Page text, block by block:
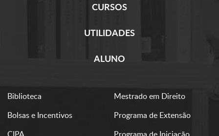
CURSOS
UTILIDADES
ALUNO
Biblioteca
Bolsas e Incentivos
Mestrado em Direito
Programa de Extensão